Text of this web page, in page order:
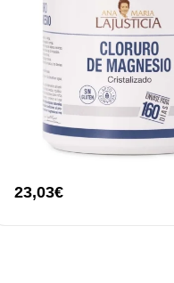
23,03€